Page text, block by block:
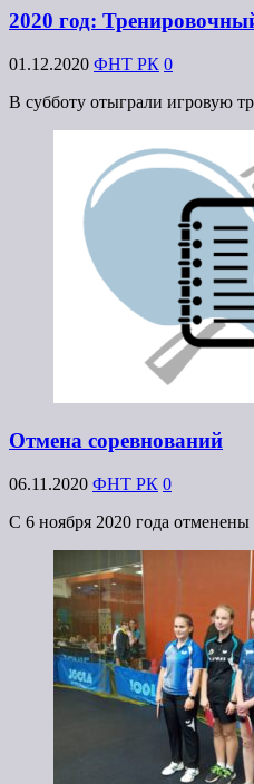
2020 год:
01.12.2020 ФНТ РК 0
В субботу отыграли игровую
Отмена соревнований
06.11.2020 ФНТ РК 0
С 6 ноября 2020 года